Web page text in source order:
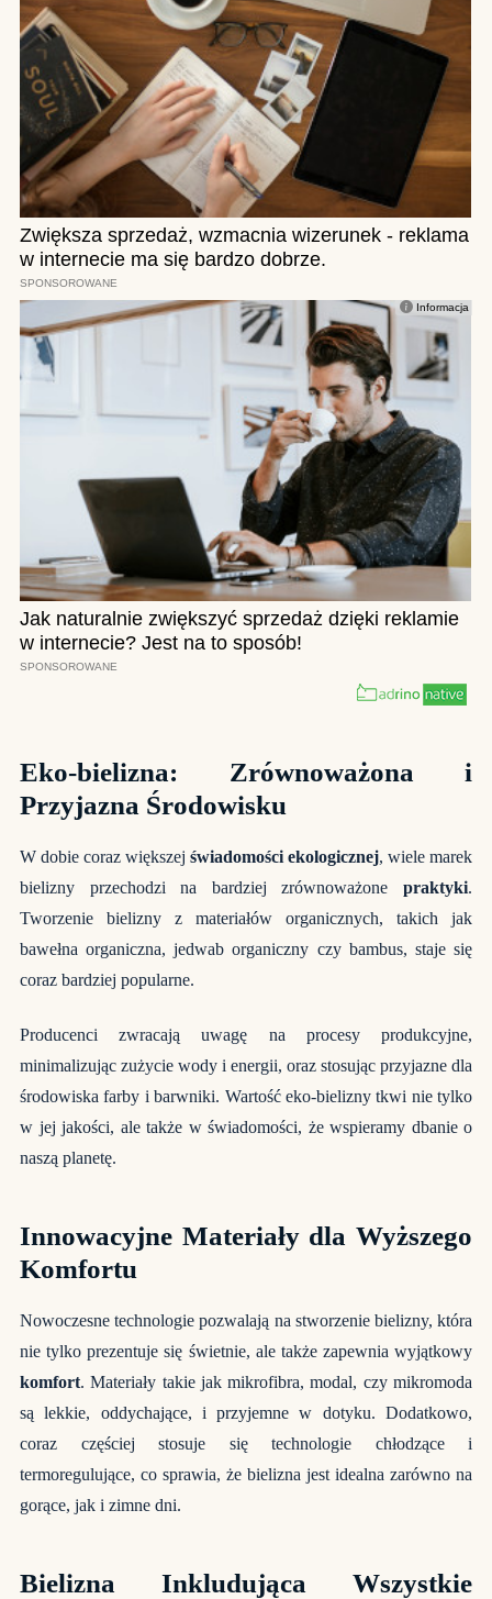
Eko-bielizna: Zrównoważona i
Przyjazna Środowisku
W dobie coraz większej świadomości ekologicznej, wiele marek
bielizny przechodzi na bardziej zrównoważone praktyki.
Tworzenie bielizny z materiałów organicznych, takich jak
bawełna organiczna, jedwab organiczny czy bambus, staje się
coraz bardziej popularne.
Producenci zwracają uwagę na procesy produkcyjne,
minimalizując zużycie wody i energii, oraz stosując przyjazne dla
środowiska farby i barwniki. Wartość eko-bielizny tkwi nie tylko
w jej jakości, ale także w świadomości, że wspieramy dbanie o
naszą planetę.
Innowacyjne Materiały dla Wyższego
Komfortu
Nowoczesne technologie pozwalają na stworzenie bielizny, która
nie tylko prezentuje się świetnie, ale także zapewnia wyjątkowy
komfort. Materiały takie jak mikrofibra, modal, czy mikromoda
są lekkie, oddychające, i przyjemne w dotyku. Dodatkowo,
coraz częściej stosuje się technologie chłodzące i
termoregulujące, co sprawia, że bielizna jest idealna zarówno na
gorące, jak i zimne dni.
Bielizna Inkludująca Wszystkie